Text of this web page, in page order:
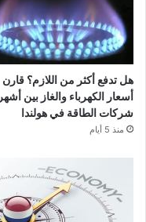
هل تدفع أكثر من اللازم؟ قارن
أسعار الكهرباء والغاز بين أشهر
شركات الطاقة في هولندا
منذ 5 أيام